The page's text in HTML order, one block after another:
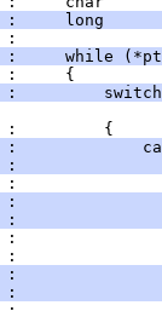
:     long
:
:     while
:     {
:
{
:
:
:
:
:
:
:
: